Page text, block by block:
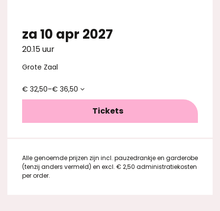
za 10 apr 2027
20.15 uur
Grote Zaal
€ 32,50–€ 36,50
Tickets
Alle genoemde prijzen zijn incl. pauzedrankje en garderobe
(tenzij anders vermeld) en excl. € 2,50 administratiekosten
per order.